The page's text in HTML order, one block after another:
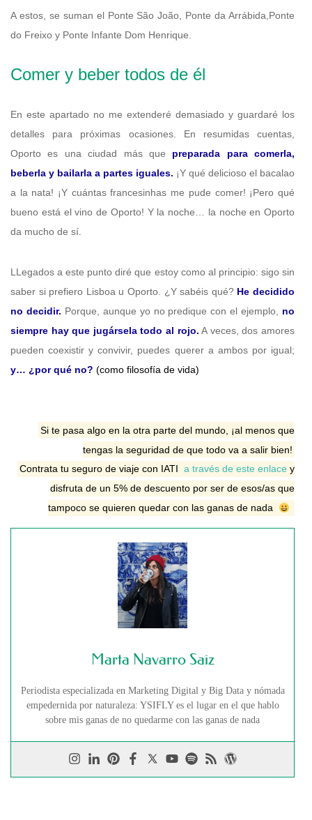
A estos, se suman el Ponte São João, Ponte da Arrábida,Ponte
do Freixo y Ponte Infante Dom Henrique.
Comer y beber todos de él
En este apartado no me extenderé demasiado y guardaré los
detalles para próximas ocasiones. En resumidas cuentas,
Oporto es una ciudad más que preparada para comerla,
beberla y bailarla a partes iguales. ¡Y qué delicioso el bacalao
a la nata! ¡Y cuántas francesinhas me pude comer! ¡Pero qué
bueno está el vino de Oporto! Y la noche… la noche en Oporto
da mucho de sí.
LLegados a este punto diré que estoy como al principio: sigo sin
saber si prefiero Lisboa u Oporto. ¿Y sabéis qué? He decidido
no decidir. Porque, aunque yo no predique con el ejemplo, no
siempre hay que jugársela todo al rojo. A veces, dos amores
pueden coexistir y convivir, puedes querer a ambos por igual;
y… ¿por qué no? (como filosofía de vida)
Si te pasa algo en la otra parte del mundo, ¡al menos que
tengas la seguridad de que todo va a salir bien!
Contrata tu seguro de viaje con IATI a través de este enlace y
disfruta de un 5% de descuento por ser de esos/as que
tampoco se quieren quedar con las ganas de nada
Marta Navarro Saiz
Periodista especializada en Marketing Digital y Big Data y nómada
empedernida por naturaleza: YSIFLY es el lugar en el que hablo
sobre mis ganas de no quedarme con las ganas de nada